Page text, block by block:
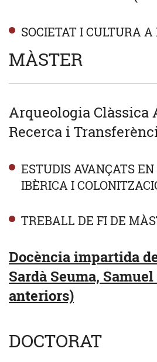
SOCIETAT I CULTURA
MÀSTER
Arqueologia Clàssica
Recerca i
ESTUDIS AVANÇATS
IBÈRICA I
TREBALL DE FI DE
Docència impartida
Sardà Seuma,
anteriors)
DOCTORAT